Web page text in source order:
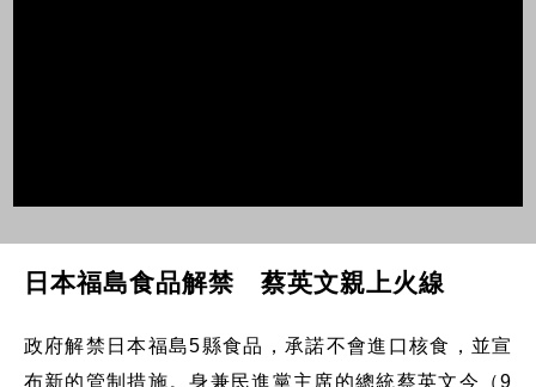
日本福島食品解禁 蔡英文親上火線
政府解禁日本福島5縣食品，承諾不會進口核食，並宣
布新的管制措施。身兼民進黨主席的總統蔡英文今（9